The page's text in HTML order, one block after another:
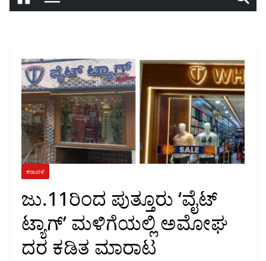
ಕರಾವಳಿ
ಜು.11ರಿಂದ ಪುತ್ತೂರು ‘ವೈಟ್
ಟ್ಯಾಗ್’ ಮಳಿಗೆಯಲ್ಲಿ ಅಮೋಘ
ದರ ಕಡಿತ ಮಾರಾಟ